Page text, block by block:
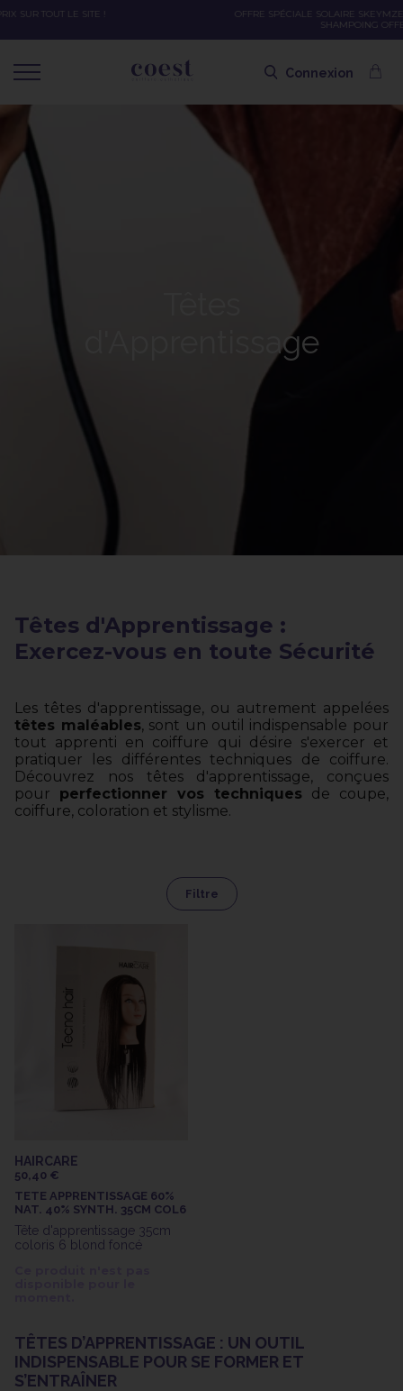
OFFRE SPÉCIALE SOLAIRE SKEYMZEE ! SOIN HYDRATANT + SPRAY + SHAMPOING =
Connexion
d'Apprentissage
Têtes d'Apprentissage :
Exercez-vous en toute Sécurité
Les têtes d'apprentissage, ou autrement appelées
têtes maléables, sont un outil indispensable pour
tout apprenti en coiffure qui désire s'exercer et
pratiquer les différentes techniques de coiffure.
Découvrez nos têtes d'apprentissage, conçues
pour perfectionner vos techniques de coupe,
coiffure, coloration et stylisme.
Filtre
HAIRCARE
50,40 €
TETE APPRENTISSAGE 60%
NAT. 40% SYNTH. 35CM COL6
Tête d'apprentissage 35cm
coloris 6 blond foncé
TÊTES D’APPRENTISSAGE : UN OUTIL
INDISPENSABLE POUR SE FORMER ET
S’ENTRAÎNER